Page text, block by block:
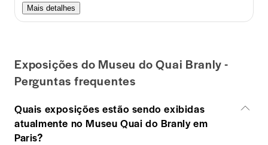
Mais detalhes
Exposições do Museu do Quai Branly -
Perguntas frequentes
Quais exposições estão sendo exibidas
atualmente no Museu Quai do Branly em
Paris?